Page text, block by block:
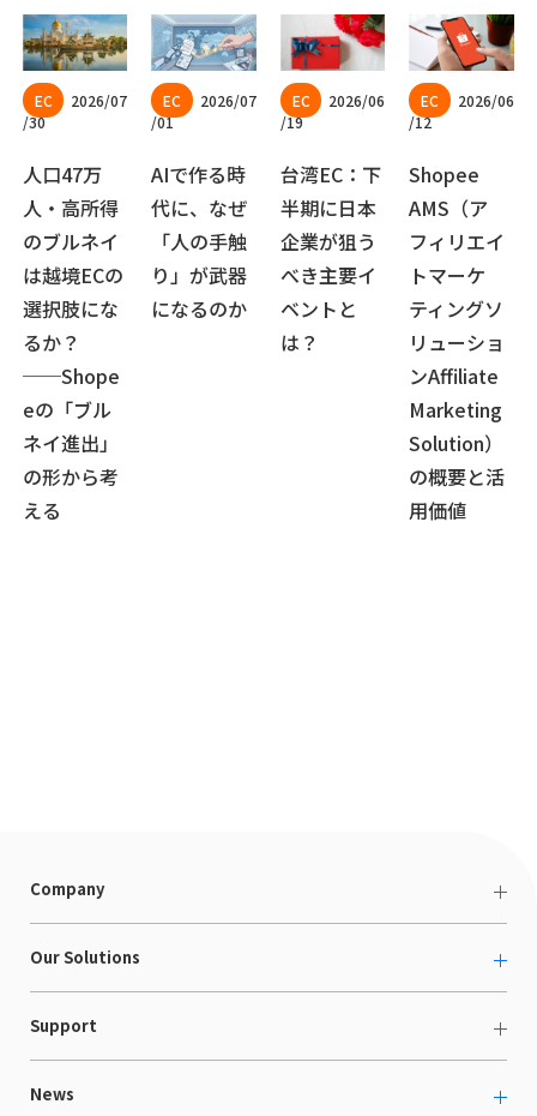
2026/07
/30
人口47万
人・高所得
のブルネイ
は越境ECの
選択肢にな
るか？
──Shope
eの「ブル
ネイ進出」
の形から考
える
2026/07
/01
AIで作る時
代に、なぜ
「人の手触
り」が武器
になるのか
2026/06
/19
台湾EC：下
半期に日本
企業が狙う
べき主要イ
ベントと
は？
2026/06
/12
Shopee
AMS（ア
フィリエイ
トマーケ
ティングソ
リューショ
ンAffiliate
Marketing
Solution）
の概要と活
用価値
Company
About us
カルチャー
採用情報
Our Solutions
越境ECコンサルティング
Shopee支援
LaunchCart
Support
お役立ち資料
News